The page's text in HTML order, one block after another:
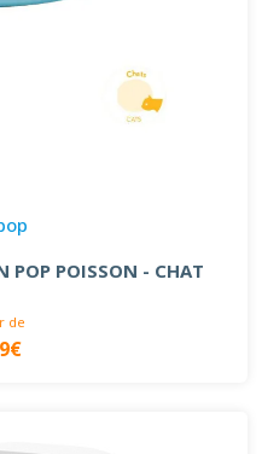
POP POISSON - CHAT
de